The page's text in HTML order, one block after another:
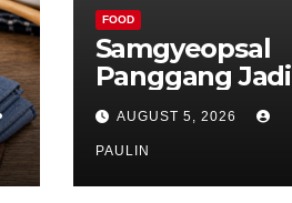
FOOD
Samgyeopsal
Panggang Jadi
Favorit Pecinta
Kuliner Korea
AUGUST 5, 2026
PAULIN